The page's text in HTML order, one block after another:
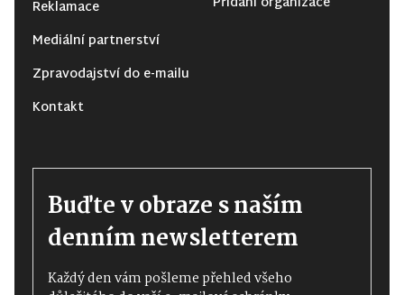
Reklamace
Mediální partnerství
Zpravodajství do e-mailu
Kontakt
Buďte v obraze s naším
denním newsletterem
Každý den vám pošleme přehled všeho